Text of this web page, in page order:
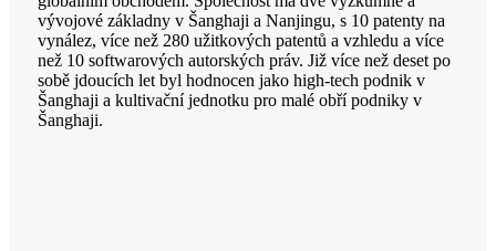
vývojové základny v Šanghaji a Nanjingu, s 10 patenty na
vynález, více než 280 užitkových patentů a vzhledu a více
než 10 softwarových autorských práv. Již více než deset po
sobě jdoucích let byl hodnocen jako high-tech podnik v
Šanghaji a kultivační jednotku pro malé obří podniky v
Šanghaji.